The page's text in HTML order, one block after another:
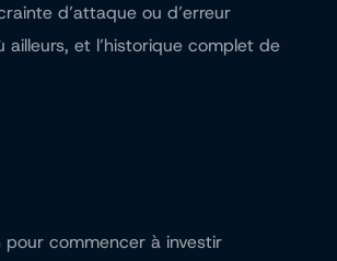
d’attaque ou d’erreur
et l’historique complet de
commencer à investir